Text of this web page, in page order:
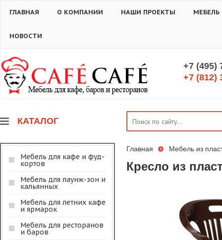
ГЛАВНАЯ О КОМПАНИИ НАШИ ПРОЕКТЫ
НОВОСТИ
+7 (495)
+7 (812)
КАТАЛОГ
Мебель для кафе и фуд-
кортов
Мебель для лаунж-зон и
кальянных
Мебель для летних кафе
и ярмарок
Мебель для ресторанов
и баров
Главная Мебель из
Кресло из